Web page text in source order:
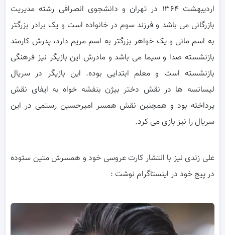
اردیبهشت ۱۳۶۴ در تهران و دانشجوی انصرافی رشته مدیریت
بازرگانی می باشد و فرزند سوم در خانواده است و یک برادر بزرگتر
به اسم مانی و یک خواهر بزرگتر به اسم مریم دارد، پدرش کارمند
بازنشسته صدا و سیما می باشد و مادرش این بازیگر نیز فرهنگی
بازنشسته است و معلم ابتدایی بوده. این بازیگر در سریال
لیسانسه ها در نقش دختر بیژن بنفشه خواه به ایفای نقش
پرداخته بود و همچنین نقش همسر امیرحسین رستمی در این
سریال را نیز بازی می کرد.
علی زندی نیز با انتشار کارت عروسی خود و همسرش متین ستوده
در پیج خود در اینستاگرام نوشت :